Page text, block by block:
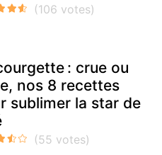
: crue ou
nos 8 recettes
sublimer la star de